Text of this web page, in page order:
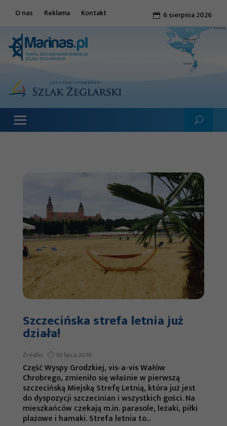
O nas Reklama Kontakt  6 sierpnia 2026
Szczecińska strefa letnia już
działa!
Źródło: 10 lipca 2016
Część Wyspy Grodzkiej, vis-a-vis Wałów
Chrobrego, zmieniło się właśnie w pierwszą
szczecińską Miejską Strefę Letnią, która już jest
do dyspozycji szczecinian i wszystkich gości. Na
mieszkańców czekają m.in. parasole, leżaki, piłki
plażowe i hamaki. Strefa letnia to...